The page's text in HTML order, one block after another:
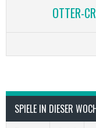
OTTER-
SPIELE IN DIESER